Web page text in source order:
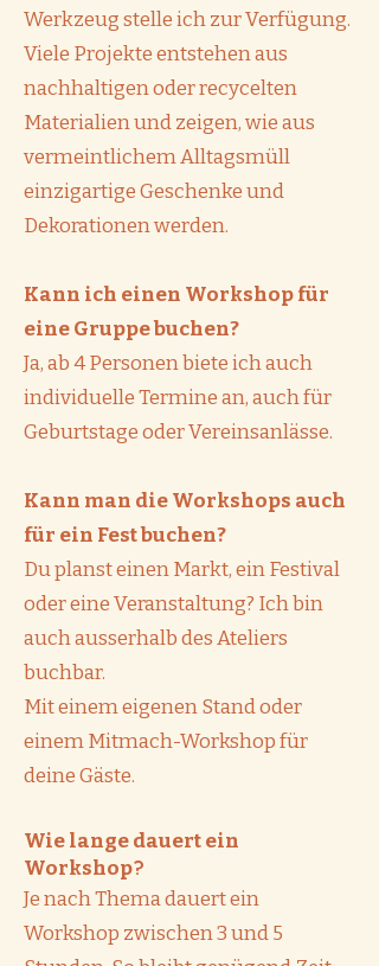
Werkzeug stelle ich zur Verfügung.
Viele Projekte entstehen aus
nachhaltigen oder recycelten
Materialien und zeigen, wie aus
vermeintlichem Alltagsmüll
einzigartige Geschenke und
Dekorationen werden.
Kann ich einen Workshop für
eine Gruppe buchen?
Ja, ab 4 Personen biete ich auch
individuelle Termine an, auch für
Geburtstage oder Vereinsanlässe.
Kann man die Workshops auch
für ein Fest buchen?
Du planst einen Markt, ein Festival
oder eine Veranstaltung? Ich bin
auch ausserhalb des Ateliers
buchbar.
Mit einem eigenen Stand oder
einem Mitmach-Workshop für
deine Gäste.
Wie lange dauert ein
Workshop?
Je nach Thema dauert ein
Workshop zwischen 3 und 5